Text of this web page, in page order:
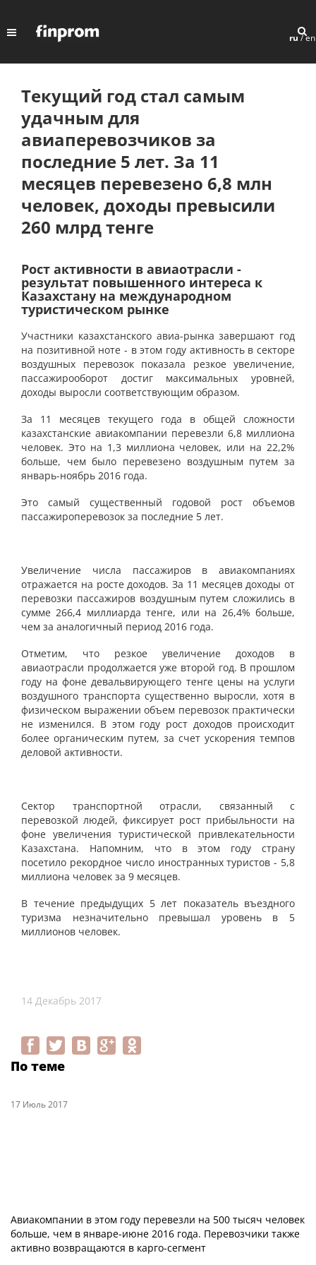
ru/en
Текущий год стал самым
удачным для
авиаперевозчиков за
последние 5 лет. За 11
месяцев перевезено 6,8 млн
человек, доходы превысили
260 млрд тенге
Рост активности в авиаотрасли -
результат повышенного интереса к
Казахстану на международном
туристическом рынке
Участники казахстанского авиа-рынка завершают год
на позитивной ноте - в этом году активность в секторе
воздушных перевозок показала резкое увеличение,
пассажирооборот достиг максимальных уровней,
доходы выросли соответствующим образом.
За 11 месяцев текущего года в общей сложности
казахстанские авиакомпании перевезли 6,8 миллиона
человек. Это на 1,3 миллиона человек, или на 22,2%
больше, чем было перевезено воздушным путем за
январь-ноябрь 2016 года.
Это самый существенный годовой рост объемов
пассажироперевозок за последние 5 лет.
Увеличение числа пассажиров в авиакомпаниях
отражается на росте доходов. За 11 месяцев доходы от
перевозки пассажиров воздушным путем сложились в
сумме 266,4 миллиарда тенге, или на 26,4% больше,
чем за аналогичный период 2016 года.
Отметим, что резкое увеличение доходов в
авиаотрасли продолжается уже второй год. В прошлом
году на фоне девальвирующего тенге цены на услуги
воздушного транспорта существенно выросли, хотя в
физическом выражении объем перевозок практически
не изменился. В этом году рост доходов происходит
более органическим путем, за счет ускорения темпов
деловой активности.
Сектор транспортной отрасли, связанный с
перевозкой людей, фиксирует рост прибыльности на
фоне увеличения туристической привлекательности
Казахстана. Напомним, что в этом году страну
посетило рекордное число иностранных туристов - 5,8
миллиона человек за 9 месяцев.
В течение предыдущих 5 лет показатель въездного
туризма незначительно превышал уровень в 5
миллионов человек.
14 Декабрь 2017
По теме
17 Июль 2017
Авиакомпании в этом году перевезли на 500 тысяч человек
больше, чем в январе-июне 2016 года. Перевозчики также
активно возвращаются в карго-сегмент